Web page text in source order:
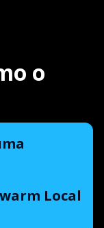
o
Local